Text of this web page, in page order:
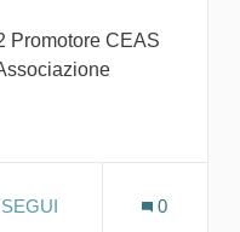
Promotore CEAS
3 - Salute e benessere
54 SOSTENITORI
SEGUI
0